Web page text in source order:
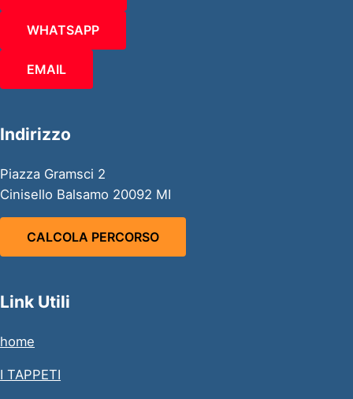
WHATSAPP
EMAIL
Indirizzo
Piazza Gramsci 2
Cinisello Balsamo 20092 MI
CALCOLA PERCORSO
Link Utili
home
I TAPPETI